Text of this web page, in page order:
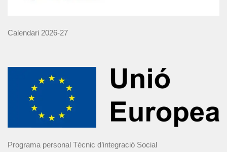
Calendari 2026-27
Programa personal Tècnic d’integració Social